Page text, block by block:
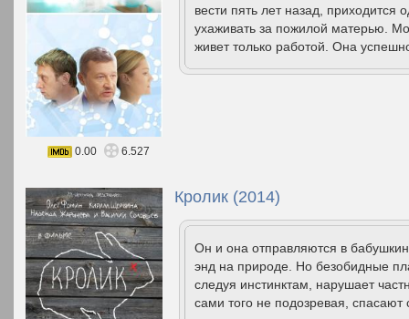
вести пять лет назад,
ухаживать за пожилой матерью.
живет только работой. Она
0.00 6.527
Кролик (2014)
Он и она отправляются в
энд на природе. Но безобидные
следуя инстинктам, нарушает
сами того не подозревая,